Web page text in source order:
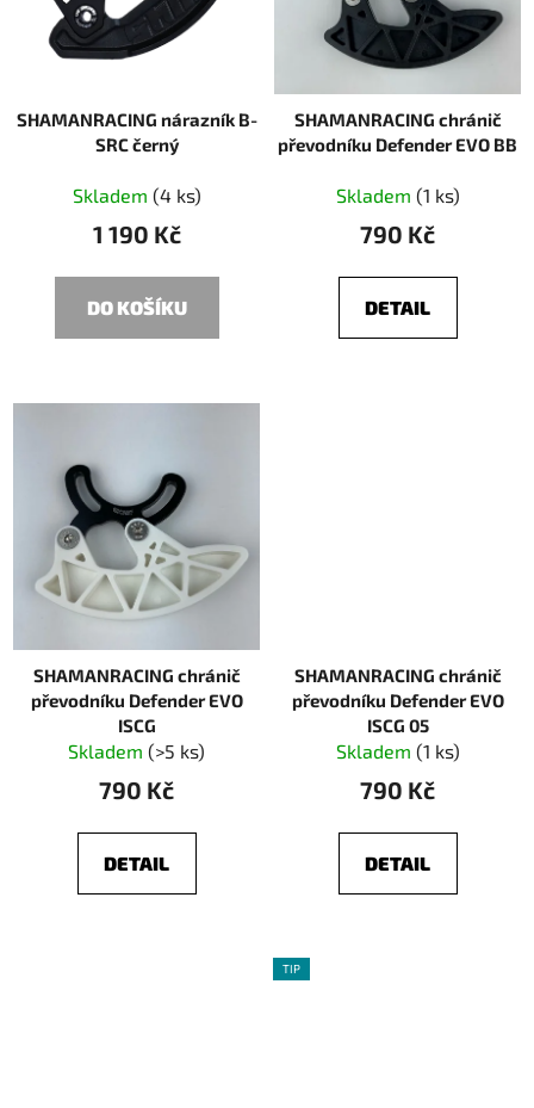
u
SHAMANRACING nárazník B-
SRC černý
Skladem (4 ks)
1 190 Kč
DO KOŠÍKU
SHAMANRACING chránič
převodníku Defender EVO BB
Skladem (1 ks)
790 Kč
DETAIL
SHAMANRACING chránič
převodníku Defender EVO
ISCG
Skladem (>5 ks)
790 Kč
DETAIL
SHAMANRACING chránič
převodníku Defender EVO
ISCG 05
Skladem (1 ks)
790 Kč
DETAIL
TIP